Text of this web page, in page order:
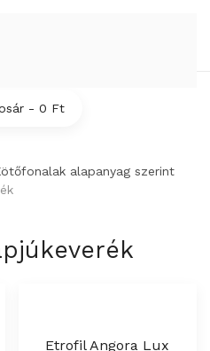
- 0 Ft
alapanyag szerint
Etrofil Angora Lux